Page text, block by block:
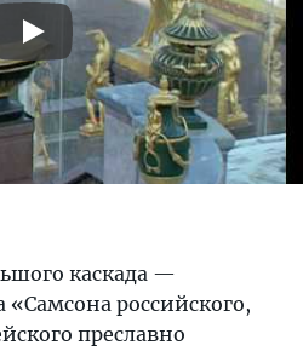
каскада —
«Самсона российского,
преславно